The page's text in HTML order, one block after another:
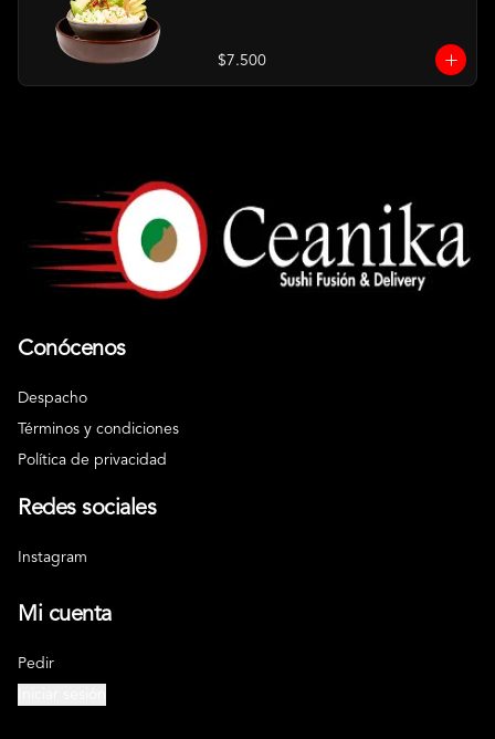
$7.500
Conócenos
Despacho
Términos y condiciones
Política de privacidad
Redes sociales
Instagram
Mi cuenta
Pedir